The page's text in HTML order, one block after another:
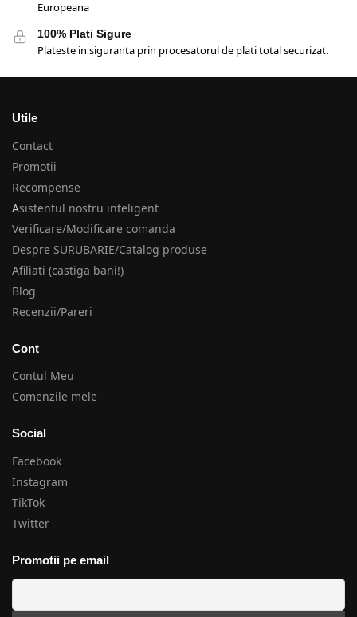
Europeana
100% Plati Sigure
Plateste in siguranta prin procesatorul de plati total securizat.
Utile
Contact
Promotii
Recompense
Asistentul nostru inteligent
Verificare/Modificare comanda
Despre SURUBARIE/Catalog produse
Afiliati (castiga bani!)
Blog
Recenzii/Pareri
Cont
Contul Meu
Comenzile mele
Social
Facebook
Instagram
TikTok
Twitter
Promotii pe email